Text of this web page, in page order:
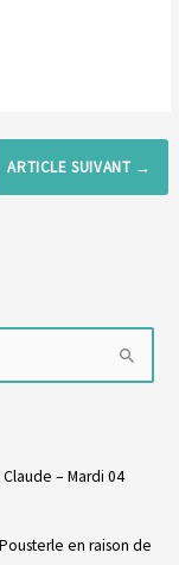
ARTICLE SUIVANT →
– Mardi 04
en raison de